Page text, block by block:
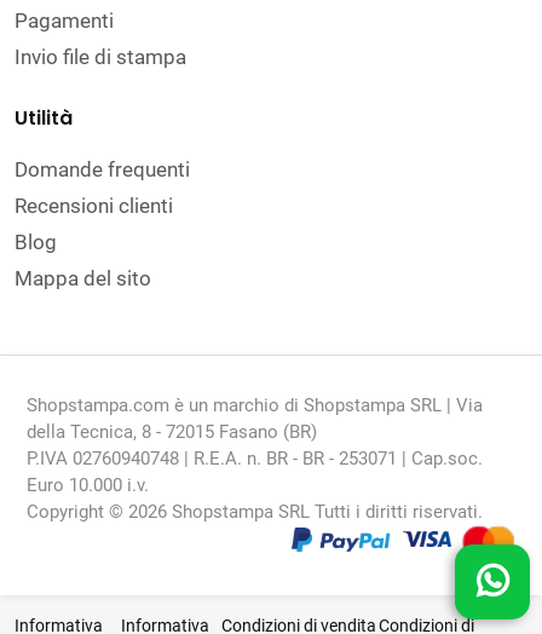
Pagamenti
Invio file di stampa
Utilità
Domande frequenti
Recensioni clienti
Blog
Mappa del sito
Shopstampa.com è un marchio di Shopstampa SRL | Via
della Tecnica, 8 - 72015 Fasano (BR)
P.IVA 02760940748 | R.E.A. n. BR - BR - 253071 | Cap.soc.
Euro 10.000 i.v.
Copyright © 2026 Shopstampa SRL Tutti i diritti riservati.
Informativa Informativa Condizioni di venditaCondizioni di